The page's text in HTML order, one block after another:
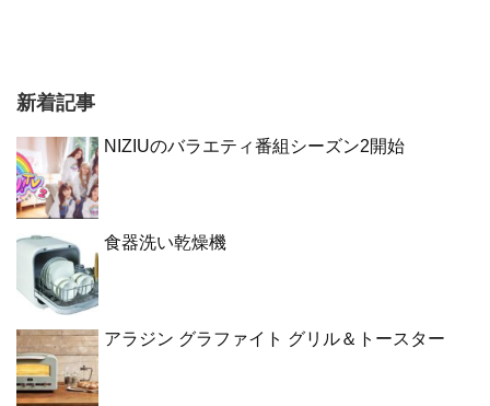
新着記事
NIZIUのバラエティ番組シーズン2開始
食器洗い乾燥機
アラジン グラファイト グリル＆トースター